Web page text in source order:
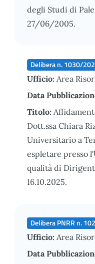
degli Studi di
27/06/2005.
Delibera n. 1030/
Ufficio: Area
Data
Titolo:
Dott.ssa Chiara
Universitario a
espletare presso
qualità di
16.10.2025.
Delibera PNRR n.
Ufficio: Area
Data